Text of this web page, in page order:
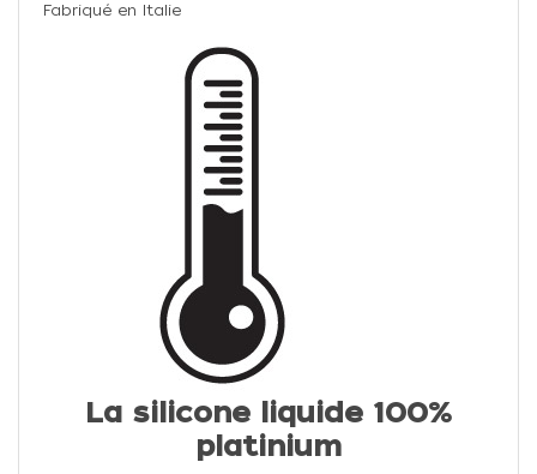
Fabriqué en Italie
La silicone liquide 100%
platinium